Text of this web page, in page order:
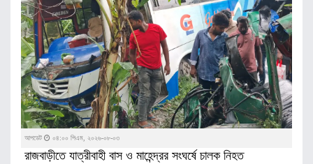
আপডেট ০৪:০০ পিএম, ২০২৬-০৮-০৩
রাজবাড়ীতে যাত্রীবাহী বাস ও মাহেন্দ্রর সংঘর্ষে চালক নিহত